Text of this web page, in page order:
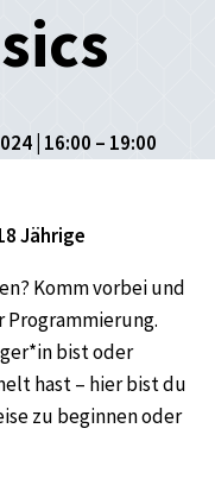
| 16:00 – 19:00
Jährige
Komm vorbei und
Programmierung.
bist oder
hast – hier bist du
zu beginnen oder